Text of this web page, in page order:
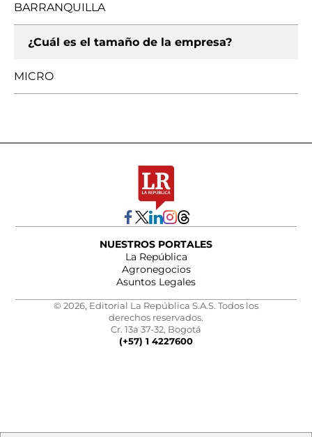
BARRANQUILLA
¿Cuál es el tamaño de la empresa?
MICRO
NUESTROS PORTALES
La República
Agronegocios
Asuntos Legales
© 2026, Editorial La República S.A.S. Todos los
derechos reservados.
Cr. 13a 37-32, Bogotá
(+57) 1 4227600